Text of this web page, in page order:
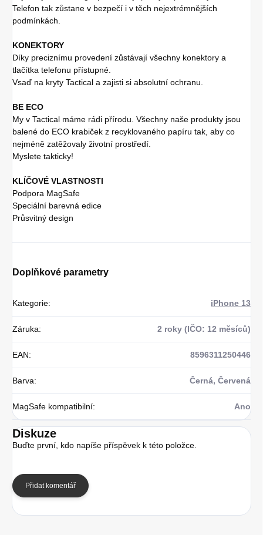
Telefon tak zůstane v bezpečí i v těch nejextrémnějších
podmínkách.
KONEKTORY
Díky preciznímu provedení zůstávají všechny konektory a
tlačítka telefonu přístupné.
Vsaď na kryty Tactical a zajisti si absolutní ochranu.
BE ECO
My v Tactical máme rádi přírodu. Všechny naše produkty jsou
balené do ECO krabiček z recyklovaného papíru tak, aby co
nejméně zatěžovaly životní prostředí.
Myslete takticky!
KLÍČOVÉ VLASTNOSTI
Podpora MagSafe
Speciální barevná edice
Průsvitný design
Doplňkové parametry
Kategorie: iPhone 13
Záruka: 2 roky (IČO: 12 měsíců)
EAN: 8596311250446
Barva: Černá, Červená
MagSafe kompatibilní: Ano
Diskuze
Buďte první, kdo napíše příspěvek k této položce.
Přidat komentář